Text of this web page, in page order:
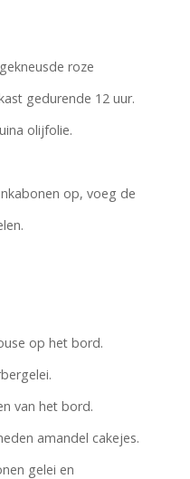
roze
gedurende 12 uur.
olijfolie.
op, voeg de
op het bord.
van het bord.
amandel cakejes.
gelei en